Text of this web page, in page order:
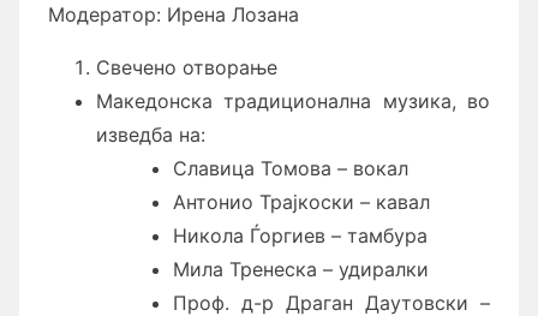
Модератор: Ирена Лозана
Свечено отворање
Македонска традиционална музика, во
изведба на:
Славица Томова – вокал
Антонио Трајкоски – кавал
Никола Ѓоргиев – тамбура
Мила Тренеска – удиралки
Проф. д-р Драган Даутовски –